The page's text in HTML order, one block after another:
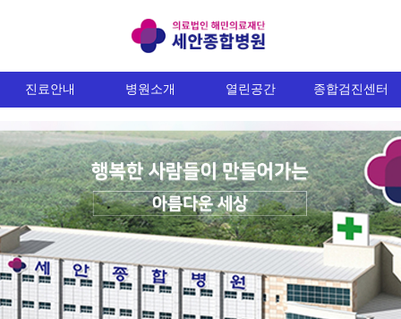
진료안내 병원소개 열린공간 종합검진센터